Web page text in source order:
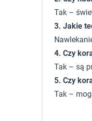
Tak –
3. Jakie
4. Czy
Tak – są
5. Czy
Tak –